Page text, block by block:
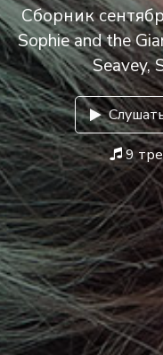
Сборник
Sophie and the
Seavey,
9